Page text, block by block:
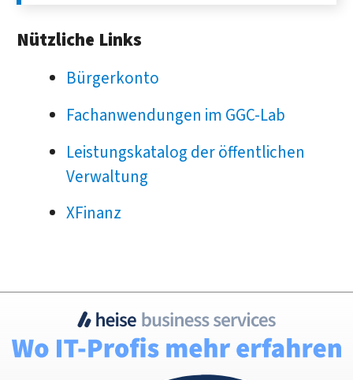
Nützliche Links
Bürgerkonto
Fachanwendungen im GGC-Lab
Leistungskatalog der öffentlichen
Verwaltung
XFinanz